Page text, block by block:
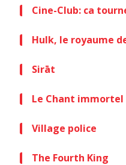
Cine-Club: ca
Hulk, le royaume
Sirāt
Le Chant immortel
Village police
The Fourth King